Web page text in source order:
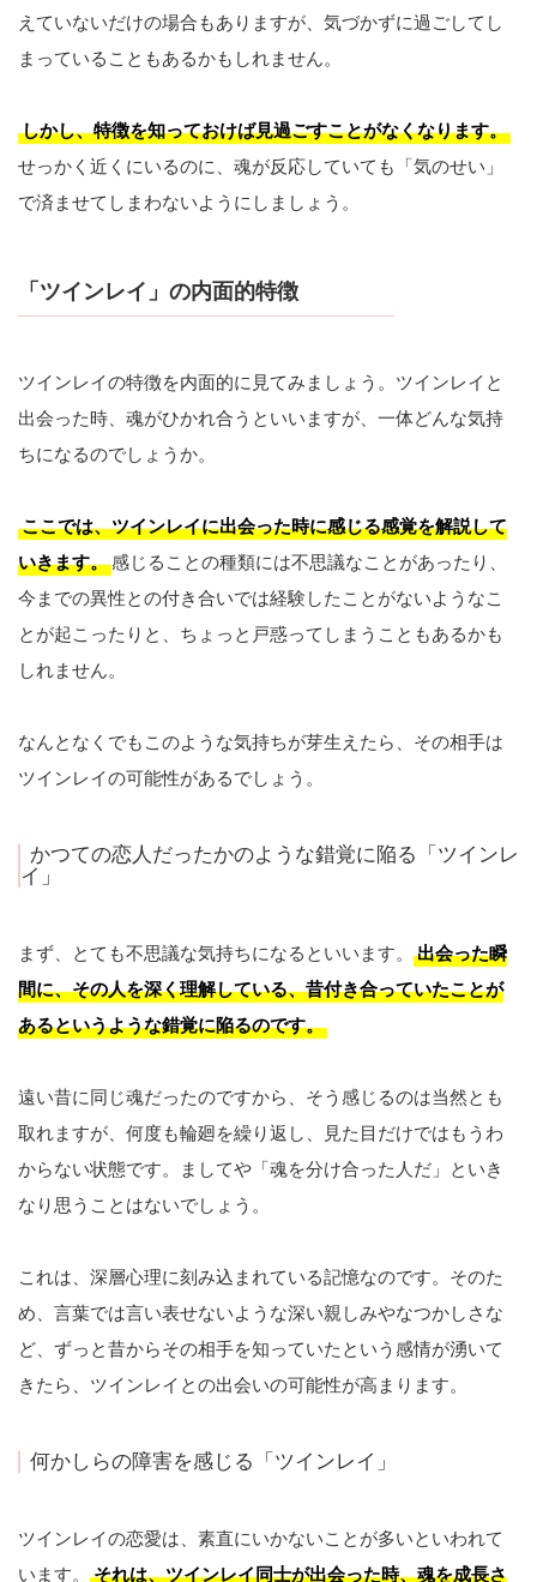
えていないだけの場合もありますが、気づかずに過ごしてし
まっていることもあるかもしれません。
しかし、特徴を知っておけば見過ごすことがなくなります。
せっかく近くにいるのに、魂が反応していても「気のせい」
で済ませてしまわないようにしましょう。
「ツインレイ」の内面的特徴
ツインレイの特徴を内面的に見てみましょう。ツインレイと
出会った時、魂がひかれ合うといいますが、一体どんな気持
ちになるのでしょうか。
ここでは、ツインレイに出会った時に感じる感覚を解説して
いきます。感じることの種類には不思議なことがあったり、
今までの異性との付き合いでは経験したことがないようなこ
とが起こったりと、ちょっと戸惑ってしまうこともあるかも
しれません。
なんとなくでもこのような気持ちが芽生えたら、その相手は
ツインレイの可能性があるでしょう。
かつての恋人だったかのような錯覚に陥る「ツインレ
イ」
まず、とても不思議な気持ちになるといいます。
出会った瞬
間に、その人を深く理解している、昔付き合っていたことが
あるというような錯覚に陥るのです。
遠い昔に同じ魂だったのですから、そう感じるのは当然とも
取れますが、何度も輪廻を繰り返し、見た目だけではもうわ
からない状態です。ましてや「魂を分け合った人だ」といき
なり思うことはないでしょう。
これは、深層心理に刻み込まれている記憶なのです。そのた
め、言葉では言い表せないような深い親しみやなつかしさな
ど、ずっと昔からその相手を知っていたという感情が湧いて
きたら、ツインレイとの出会いの可能性が高まります。
何かしらの障害を感じる「ツインレイ」
ツインレイの恋愛は、素直にいかないことが多いといわれて
います。
それは、ツインレイ同士が出会った時、魂を成長さ